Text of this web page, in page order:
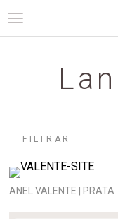
FILTRAR
ANEL VALENTE | PRATA